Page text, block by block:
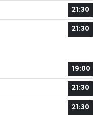
21:30
21:30
19:00
21:30
21:30